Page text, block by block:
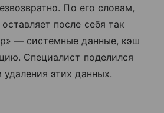
По его словам,
после себя так
— системные данные, кэш
Специалист поделился
этих данных.